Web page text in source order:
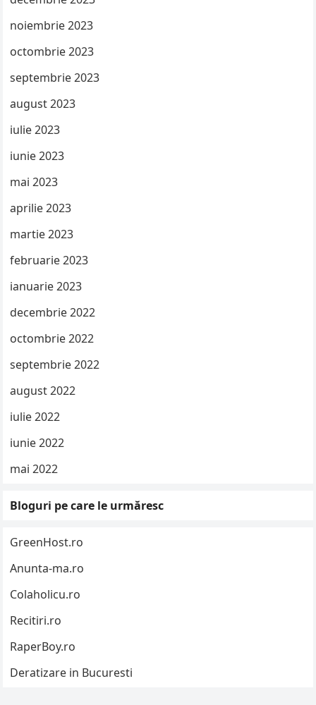
noiembrie 2023
octombrie 2023
septembrie 2023
august 2023
iulie 2023
iunie 2023
mai 2023
aprilie 2023
martie 2023
februarie 2023
ianuarie 2023
decembrie 2022
octombrie 2022
septembrie 2022
august 2022
iulie 2022
iunie 2022
mai 2022
Bloguri pe care le urmăresc
GreenHost.ro
Anunta-ma.ro
Colaholicu.ro
Recitiri.ro
RaperBoy.ro
Deratizare in Bucuresti